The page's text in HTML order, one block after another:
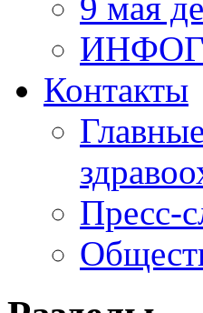
Контакты
Пресс-